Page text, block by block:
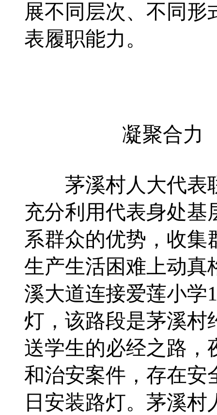
展不同层次、不同形
表履职能力。
凝聚合力
茅溪村人大代表
充分利用代表身处基
系群众的优势，收集
生产生活困难上动真
溪大道连接爱莲小学
灯 ， 该路段是茅溪村
送学生的必经之路，
和治安案件，存在安
日安装路灯。 茅溪村